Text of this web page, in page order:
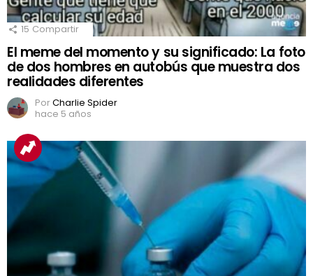
15 Compartir
El meme del momento y su significado: La foto
de dos hombres en autobús que muestra dos
realidades diferentes
PorCharlie Spider
hace 5 años